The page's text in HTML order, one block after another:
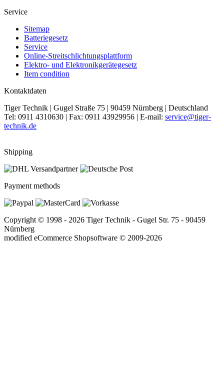
Service
Sitemap
Batteriegesetz
Service
Online-Streitschlichtungsplattform
Elektro- und Elektronikgerätegesetz
Item condition
Kontaktdaten
Tiger Technik | Gugel Straße 75 | 90459 Nürnberg | Deutschland
Tel: 0911 4310630 | Fax: 0911 43929956 | E-mail: service@tiger-
technik.de
Shipping
Payment methods
Copyright © 1998 - 2026 Tiger Technik - Gugel Str. 75 - 90459
Nürnberg
modified eCommerce Shopsoftware © 2009-2026